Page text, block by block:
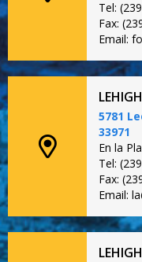
Tel:
Fax:
Email:
5781
33971
En la
Tel:
Fax:
Email: